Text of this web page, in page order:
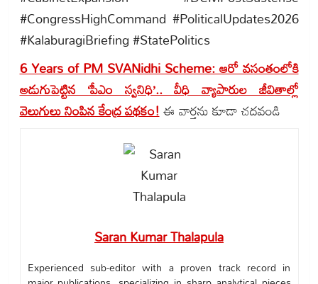
#CongressHighCommand #PoliticalUpdates2026
#KalaburagiBriefing #StatePolitics
6 Years of PM SVANidhi Scheme: ఆరో వసంతంలోకి
అడుగుపెట్టిన ‘పీఎం స్వనిధి’.. వీధి వ్యాపారుల జీవితాల్లో
వెలుగులు నింపిన కేంద్ర పథకం!ఈ వార్తను కూడా చదవండి
Saran Kumar Thalapula
Experienced sub-editor with a proven track record in